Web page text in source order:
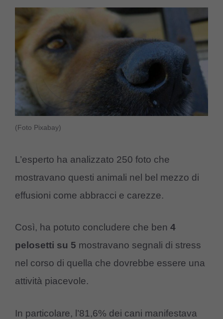
(Foto Pixabay)
L’esperto ha analizzato 250 foto che
mostravano questi animali nel bel mezzo di
effusioni come abbracci e carezze.
Così, ha potuto concludere che ben 4
pelosetti su 5 mostravano segnali di stress
nel corso di quella che dovrebbe essere una
attività piacevole.
In particolare, l’81,6% dei cani manifestava